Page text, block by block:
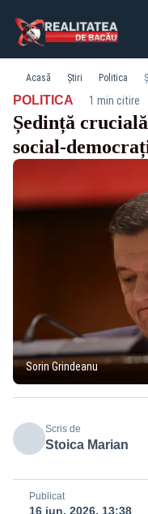
Acasă Știri Politica
POLITICA· 1 min citire
Ședință
social-
Sorin Grindeanu
Scris de
Stoica Marian
Publicat
16 iun. 2026, 13:38